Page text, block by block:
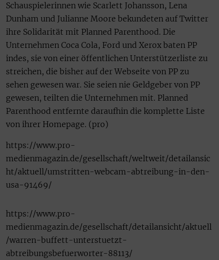
Schauspielerinnen wie Scarlett Johansson, Lena
Dunham und Julianne Moore bekundeten auf Twitter
ihre Solidarität mit Planned Parenthood. Die
Unternehmen Coca Cola, Ford und Xerox baten PP
indes, sie von einer öffentlichen Unterstützerliste zu
streichen, die bisher auf der Webseite von PP zu
sehen gewesen war. Sie seien nie Geldgeber von PP
gewesen, teilten die Unternehmen mit. Planned
Parenthood entfernte daraufhin die komplette Liste
von ihrer Homepage. (pro)
https://www.pro-
medienmagazin.de/gesellschaft/weltweit/detailansic
ht/aktuell/umstritten-webcam-abtreibung-in-den-
usa-91469/
https://www.pro-
medienmagazin.de/gesellschaft/detailansicht/aktuell
/warren-buffett-unterstuetzt-
abtreibungsbefuerworter-88113/